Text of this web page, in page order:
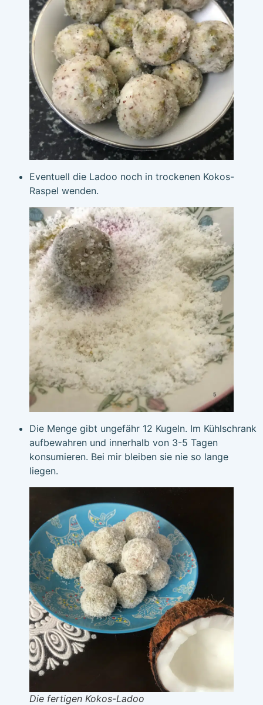
Eventuell die Ladoo noch in trockenen Kokos-
Raspel wenden.
Die Menge gibt ungefähr 12 Kugeln. Im Kühlschrank
aufbewahren und innerhalb von 3-5 Tagen
konsumieren. Bei mir bleiben sie nie so lange
liegen.
Die fertigen Kokos-Ladoo